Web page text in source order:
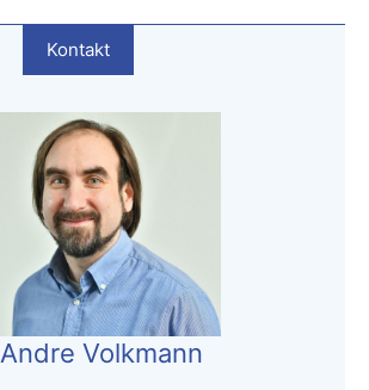
Kontakt
Andre Volkmann